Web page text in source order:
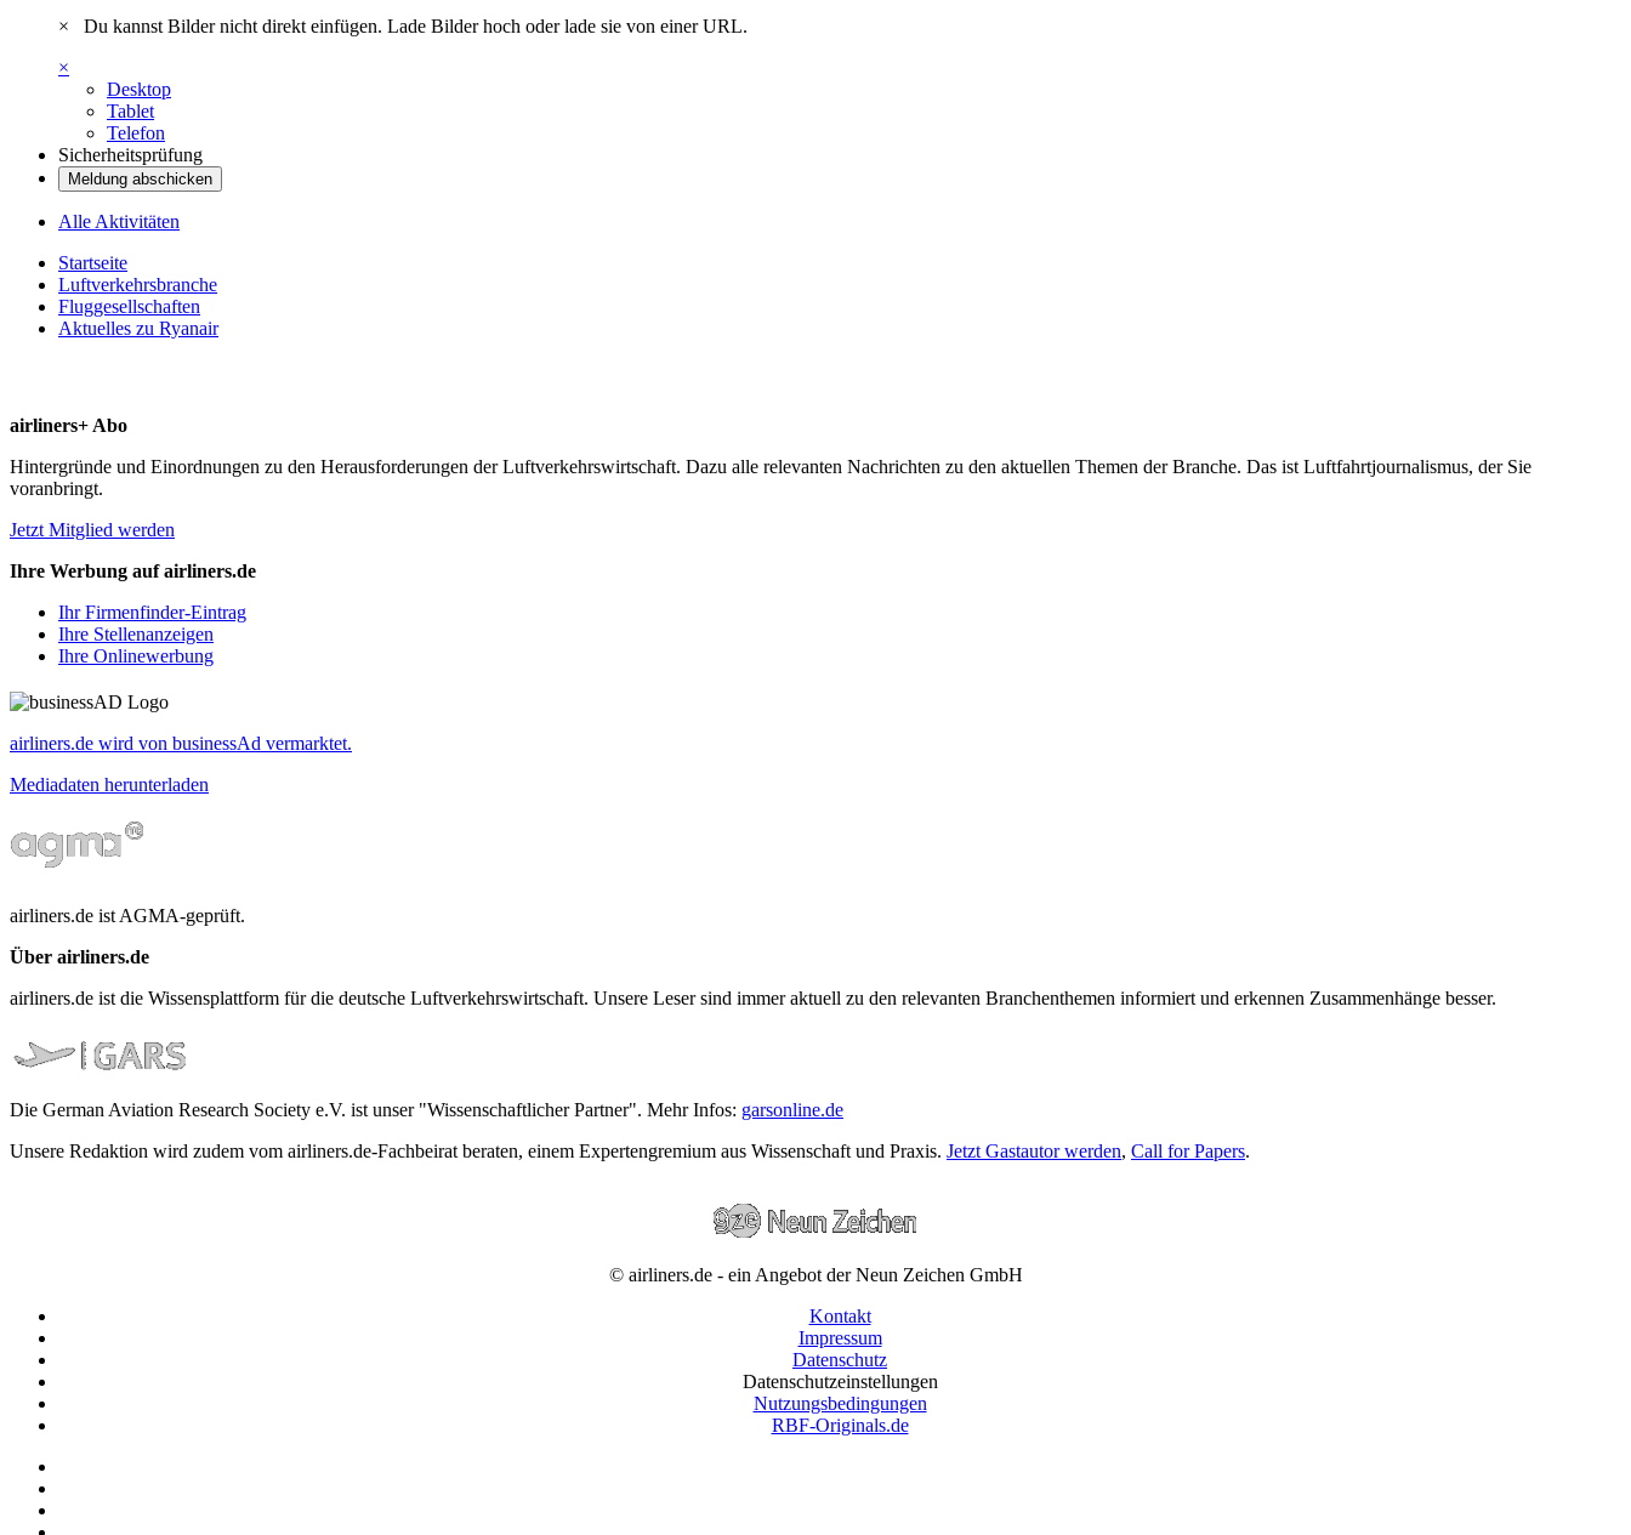
×
Du kannst Bilder nicht direkt einfügen. Lade Bilder hoch oder lade sie von einer URL.
×
Desktop
Tablet
Telefon
Sicherheitsprüfung
Meldung abschicken
Alle Aktivitäten
Startseite
Luftverkehrsbranche
Fluggesellschaften
Aktuelles zu Ryanair
airliners+ Abo
Hintergründe und Einordnungen zu den Herausforderungen der Luftverkehrswirtschaft. Dazu alle relevanten Nachrichten zu den aktuellen Themen der Branche. Das ist Luftfahrtjournalismus, der Sie
voranbringt.
Jetzt Mitglied werden
Ihre Werbung auf airliners.de
Ihr Firmenfinder-Eintrag
Ihre Stellenanzeigen
Ihre Onlinewerbung
airliners.de wird von businessAd vermarktet.
Mediadaten herunterladen
airliners.de ist AGMA-geprüft.
Über airliners.de
airliners.de ist die Wissensplattform für die deutsche Luftverkehrswirtschaft. Unsere Leser sind immer aktuell zu den relevanten Branchenthemen informiert und erkennen Zusammenhänge besser.
Die German Aviation Research Society e.V. ist unser "Wissenschaftlicher Partner". Mehr Infos: garsonline.de
Unsere Redaktion wird zudem vom airliners.de-Fachbeirat beraten, einem Expertengremium aus Wissenschaft und Praxis. Jetzt Gastautor werden, Call for Papers.
© airliners.de - ein Angebot der Neun Zeichen GmbH
Kontakt
Impressum
Datenschutz
Datenschutzeinstellungen
Nutzungsbedingungen
RBF-Originals.de